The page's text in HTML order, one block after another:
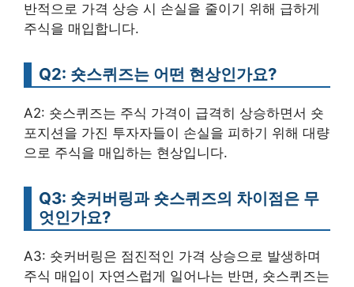
반적으로 가격 상승 시 손실을 줄이기 위해 급하게
주식을 매입합니다.
Q2: 숏스퀴즈는 어떤 현상인가요?
A2: 숏스퀴즈는 주식 가격이 급격히 상승하면서 숏
포지션을 가진 투자자들이 손실을 피하기 위해 대량
으로 주식을 매입하는 현상입니다.
Q3: 숏커버링과 숏스퀴즈의 차이점은 무
엇인가요?
A3: 숏커버링은 점진적인 가격 상승으로 발생하며
주식 매입이 자연스럽게 일어나는 반면, 숏스퀴즈는